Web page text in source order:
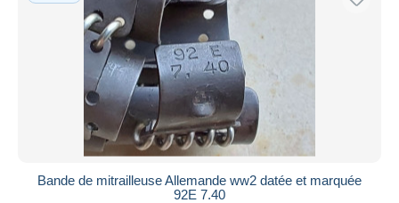
Bande de mitrailleuse Allemande ww2 datée et marquée
92E 7.40